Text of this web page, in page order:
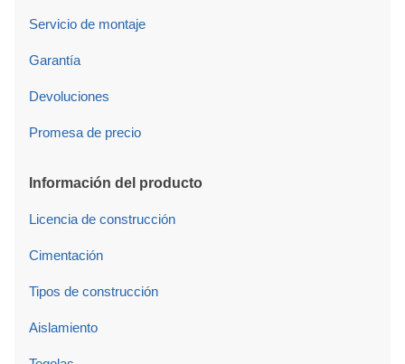
Servicio de montaje
Garantía
Devoluciones
Promesa de precio
Información del producto
Licencia de construcción
Cimentación
Tipos de construcción
Aislamiento